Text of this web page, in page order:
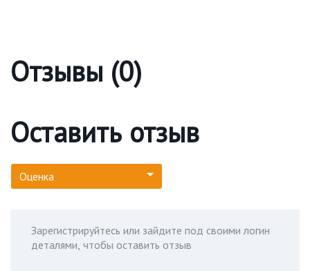
Отзывы (0)
Оставить отзыв
Оценка